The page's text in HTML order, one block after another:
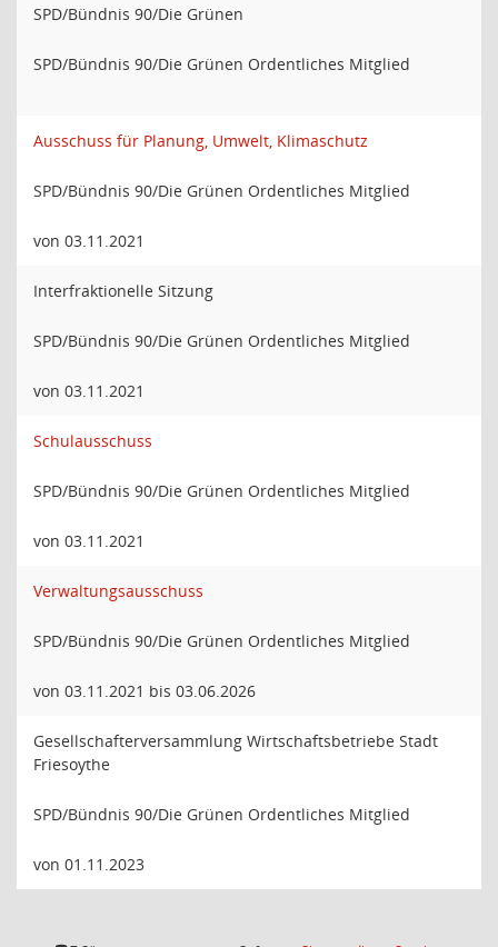
SPD/Bündnis 90/Die Grünen
SPD/Bündnis 90/Die Grünen Ordentliches Mitglied
Ausschuss für Planung, Umwelt, Klimaschutz
SPD/Bündnis 90/Die Grünen Ordentliches Mitglied
von 03.11.2021
Interfraktionelle Sitzung
SPD/Bündnis 90/Die Grünen Ordentliches Mitglied
von 03.11.2021
Schulausschuss
SPD/Bündnis 90/Die Grünen Ordentliches Mitglied
von 03.11.2021
Verwaltungsausschuss
SPD/Bündnis 90/Die Grünen Ordentliches Mitglied
von 03.11.2021 bis 03.06.2026
Gesellschafterversammlung Wirtschaftsbetriebe Stadt
Friesoythe
SPD/Bündnis 90/Die Grünen Ordentliches Mitglied
von 01.11.2023